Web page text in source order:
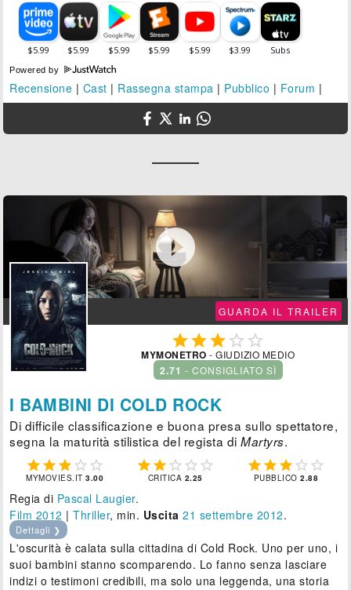
Powered by
Recensione | Cast | Rassegna stampa | Pubblico | Forum |

GUARDA IL TRAILER
  
MYMONETRO - GIUDIZIO MEDIO
2.71 - CONSIGLIATO SÌ
I BAMBINI DI COLD ROCK
Di difficile classificazione e buona presa sullo spettatore,
segna la maturità stilistica del regista diMartyrs.
    
MYMOVIES.IT3.00
    
CRITICA 2.25
    
PUBBLICO2.88
Regia di Pascal Laugier.
Film 2012 |Thriller, min. Uscita 21 settembre 2012.
Dettagli ❯
L'oscurità è calata sulla cittadina di Cold Rock. Uno per uno, i
suoi bambini stanno scomparendo. Lo fanno senza lasciare
indizi o testimoni credibili, ma solo una leggenda, una storia